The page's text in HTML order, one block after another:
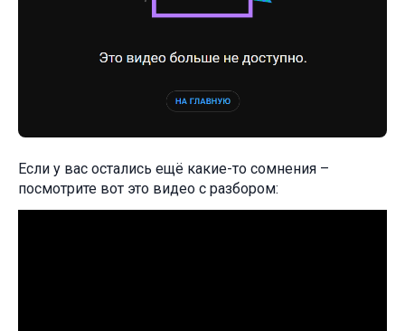
Если у вас остались ещё какие-то сомнения –
посмотрите вот это видео с разбором: